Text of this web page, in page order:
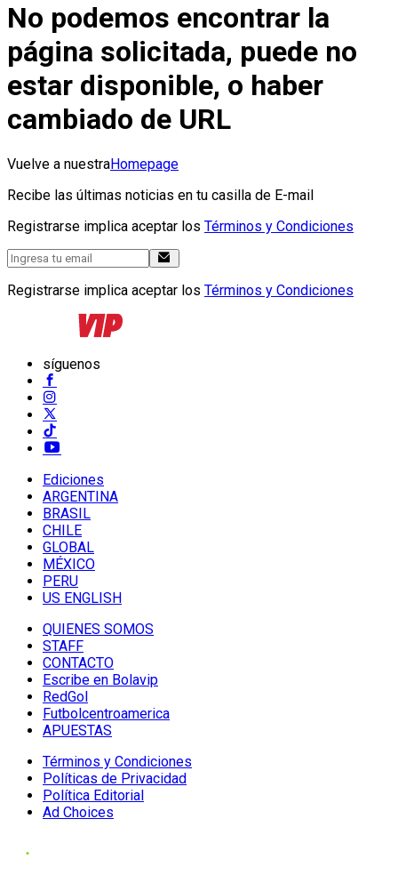
No podemos encontrar la
página solicitada, puede no
estar disponible, o haber
cambiado de URL
Vuelve a nuestraHomepage
Recibe las últimas noticias en tu casilla de E-mail
Registrarse implica aceptar los Términos y Condiciones
Registrarse implica aceptar los Términos y Condiciones
síguenos
Ediciones
ARGENTINA
BRASIL
CHILE
GLOBAL
MÉXICO
PERU
US ENGLISH
QUIENES SOMOS
STAFF
CONTACTO
Escribe en Bolavip
RedGol
Futbolcentroamerica
APUESTAS
Términos y Condiciones
Políticas de Privacidad
Política Editorial
Ad Choices